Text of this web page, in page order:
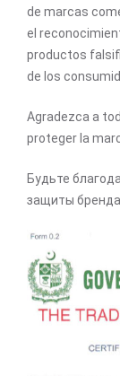
de marcas
el
productos
de los
Agradezca a
proteger la
Будьте
защиты бренда